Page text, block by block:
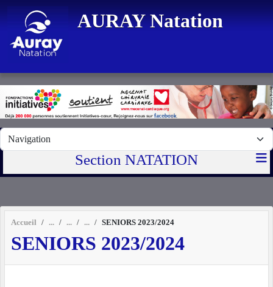
AURAY Natation
Section NATATION
Accueil SENIORS 2023/2024
SENIORS 2023/2024
Panneau de gestion des cookies